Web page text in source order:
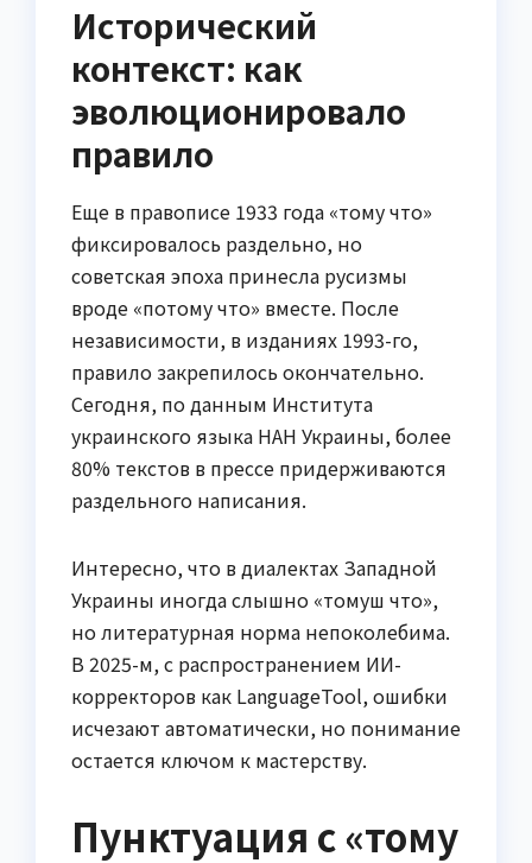
Исторический
контекст: как
эволюционировало
правило
Еще в правописе 1933 года «тому что»
фиксировалось раздельно, но
советская эпоха принесла русизмы
вроде «потому что» вместе. После
независимости, в изданиях 1993-го,
правило закрепилось окончательно.
Сегодня, по данным Института
украинского языка НАН Украины, более
80% текстов в прессе придерживаются
раздельного написания.
Интересно, что в диалектах Западной
Украины иногда слышно «томуш что»,
но литературная норма непоколебима.
В 2025-м, с распространением ИИ-
корректоров как LanguageTool, ошибки
исчезают автоматически, но понимание
остается ключом к мастерству.
Пунктуация с «тому